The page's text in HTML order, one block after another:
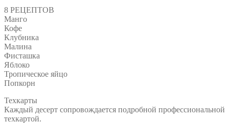
8 РЕЦЕПТОВ
Манго
Кофе
Клубника
Малина
Фисташка
Яблоко
Тропическое яйцо
Попкорн
Техкарты
Каждый десерт сопровождается подробной профессиональной
техкартой.